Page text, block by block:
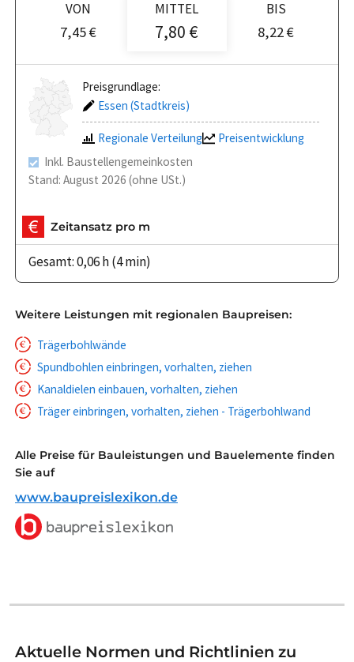
VON
7,45 €
MITTEL
7,80 €
BIS
8,22 €
Preisgrundlage:
Essen (Stadtkreis)
Regionale Verteilung
Preisentwicklung
Inkl. Baustellengemeinkosten
Stand: August 2026 (ohne USt.)
Zeitansatz pro m
Gesamt: 0,06 h (4 min)
Weitere Leistungen mit regionalen Baupreisen:
Trägerbohlwände
Spundbohlen einbringen, vorhalten, ziehen
Kanaldielen einbauen, vorhalten, ziehen
Träger einbringen, vorhalten, ziehen - Trägerbohlwand
Alle Preise für Bauleistungen und Bauelemente finden
Sie auf
www.baupreislexikon.de
Aktuelle Normen und Richtlinien zu